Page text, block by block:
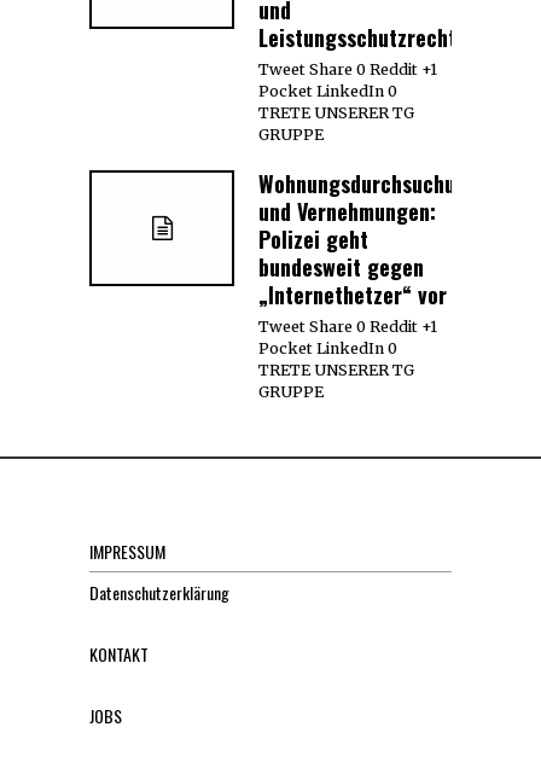
und
Leistungsschutzrecht
Tweet Share 0 Reddit +1
Pocket LinkedIn 0
TRETE UNSERER TG
GRUPPE
Wohnungsdurchsuchungen
und Vernehmungen:
Polizei geht
bundesweit gegen
„Internethetzer“ vor
Tweet Share 0 Reddit +1
Pocket LinkedIn 0
TRETE UNSERER TG
GRUPPE
IMPRESSUM
Datenschutzerklärung
KONTAKT
JOBS